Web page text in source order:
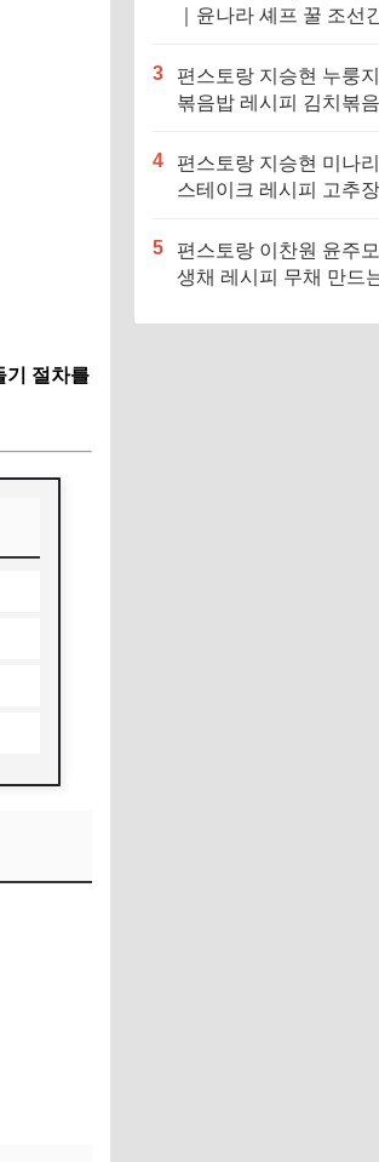
기 절차를
｜윤나라 셰프 꿀 조선
3
편스토랑 지승현 누룽
볶음밥 레시피 김치볶
4
편스토랑 지승현 미나
스테이크 레시피 고추
5
편스토랑 이찬원 윤주
생채 레시피 무채 만드